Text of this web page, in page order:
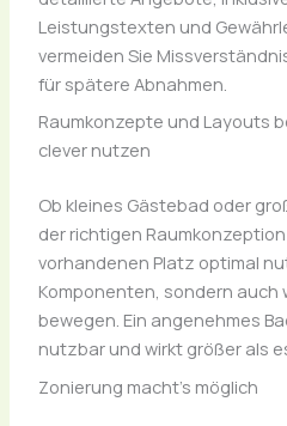
Leistungstexten und
vermeiden Sie
für spätere Abnahmen.
Raumkonzepte und Layouts
clever nutzen
Ob kleines Gästebad oder
der richtigen
vorhandenen Platz optimal
Komponenten, sondern auch
bewegen. Ein angenehmes
nutzbar und wirkt größer als
Zonierung macht’s möglich